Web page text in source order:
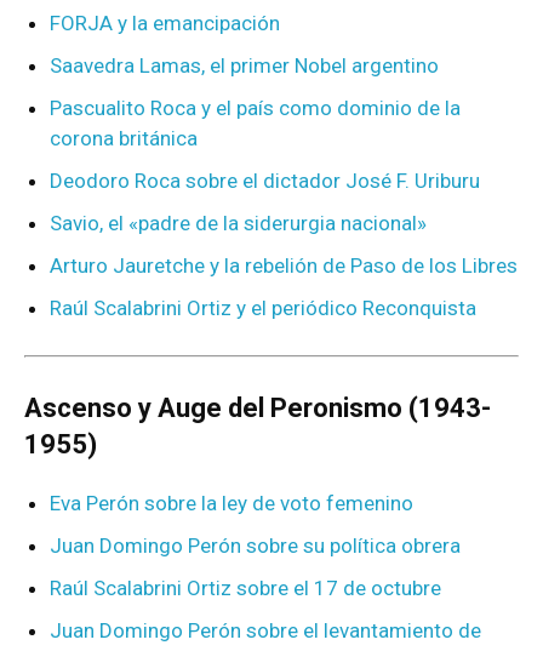
FORJA y la emancipación
Saavedra Lamas, el primer Nobel argentino
Pascualito Roca y el país como dominio de la
corona británica
Deodoro Roca sobre el dictador José F. Uriburu
Savio, el «padre de la siderurgia nacional»
Arturo Jauretche y la rebelión de Paso de los Libres
Raúl Scalabrini Ortiz y el periódico Reconquista
Ascenso y Auge del Peronismo (1943-
1955)
Eva Perón sobre la ley de voto femenino
Juan Domingo Perón sobre su política obrera
Raúl Scalabrini Ortiz sobre el 17 de octubre
Juan Domingo Perón sobre el levantamiento de